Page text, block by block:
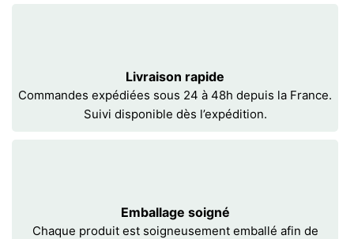
Livraison rapide
Commandes expédiées sous 24 à 48h depuis la France.
Suivi disponible dès l’expédition.
Emballage soigné
Chaque produit est soigneusement emballé afin de